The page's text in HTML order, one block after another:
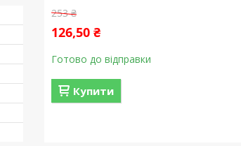
253 ₴
126,50 ₴
Готово до відправки
Купити